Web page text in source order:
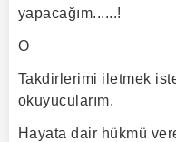
yapacağım......!
Ο
Takdirlerimi iletmek
okuyucularım.
Hayata dair hükmü